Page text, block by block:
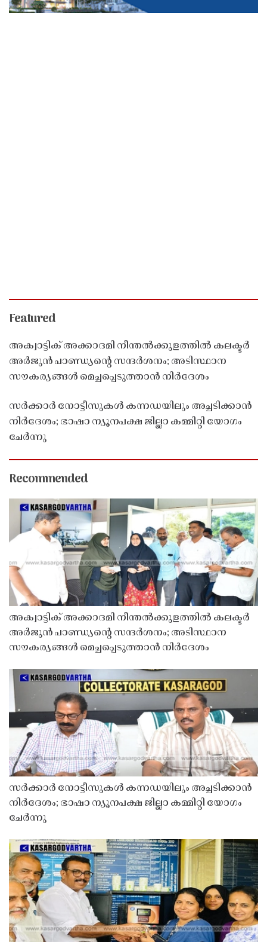
Featured
അക്വാട്ടിക് അക്കാദമി നീന്തൽക്കുളത്തിൽ കലക്ടർ
അർജുൻ പാണ്ഡ്യൻ്റെ സന്ദർശനം; അടിസ്ഥാന
സൗകര്യങ്ങൾ മെച്ചപ്പെടുത്താൻ നിർദേശം
സർക്കാർ നോട്ടീസുകൾ കന്നഡയിലും അച്ചടിക്കാൻ
നിർദേശം; ഭാഷാ ന്യൂനപക്ഷ ജില്ലാ കമ്മിറ്റി യോഗം
ചേർന്നു
Recommended
അക്വാട്ടിക് അക്കാദമി നീന്തൽക്കുളത്തിൽ കലക്ടർ
അർജുൻ പാണ്ഡ്യൻ്റെ സന്ദർശനം; അടിസ്ഥാന
സൗകര്യങ്ങൾ മെച്ചപ്പെടുത്താൻ നിർദേശം
സർക്കാർ നോട്ടീസുകൾ കന്നഡയിലും അച്ചടിക്കാൻ
നിർദേശം; ഭാഷാ ന്യൂനപക്ഷ ജില്ലാ കമ്മിറ്റി യോഗം
ചേർന്നു